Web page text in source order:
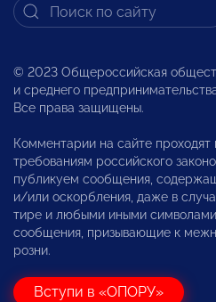
© 2023 Общероссийская
и среднего
Все права защищены.
Комментарии на сайте
требованиям российского
публикуем сообщения,
и/или оскорбления, даже в
тире и любыми иными
сообщения, призывающие к
розни.
Вступи в «ОПОРУ»